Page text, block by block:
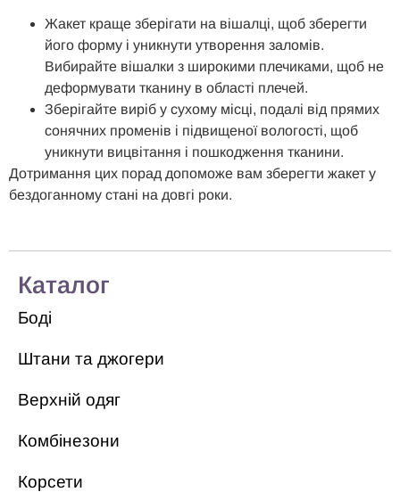
Жакет краще зберігати на вішалці, щоб зберегти
його форму і уникнути утворення заломів.
Вибирайте вішалки з широкими плечиками, щоб не
деформувати тканину в області плечей.
Зберігайте виріб у сухому місці, подалі від прямих
сонячних променів і підвищеної вологості, щоб
уникнути вицвітання і пошкодження тканини.
Дотримання цих порад допоможе вам зберегти жакет у
бездоганному стані на довгі роки.
Каталог
Боді
Штани та джогери
Верхній одяг
Комбінезони
Корсети